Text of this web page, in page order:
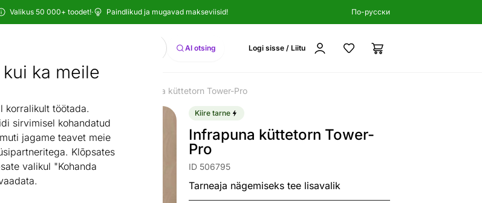
ka meile
korralikult töötada.
sirvimisel kohandatud
jagame teavet meie
Klõpsates
valikul "Kohanda
Valikus 50 000+ toodet!· Paindlikud ja mugavad makseviisid! По-русски
Otsi AI otsing Logi sisse / Liitu
Infrapuna küttetorn Tower-Pro
Kiire tarne
Infrapuna küttetorn Tower-
Pro
ID 506795
Tarneaja nägemiseks tee lisavalik